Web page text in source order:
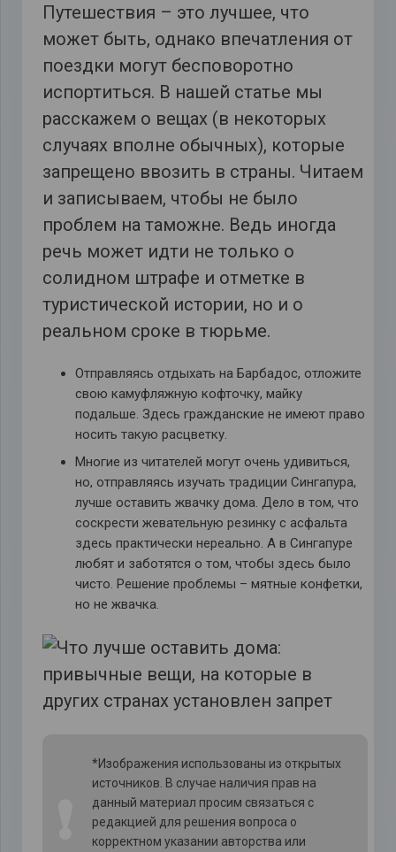
Путешествия – это лучшее, что
может быть, однако впечатления от
поездки могут бесповоротно
испортиться. В нашей статье мы
расскажем о вещах (в некоторых
случаях вполне обычных), которые
запрещено ввозить в страны. Читаем
и записываем, чтобы не было
проблем на таможне. Ведь иногда
речь может идти не только о
солидном штрафе и отметке в
туристической истории, но и о
реальном сроке в тюрьме.
Отправляясь отдыхать на Барбадос, отложите
свою камуфляжную кофточку, майку
подальше. Здесь гражданские не имеют право
носить такую расцветку.
Многие из читателей могут очень удивиться,
но, отправляясь изучать традиции Сингапура,
лучше оставить жвачку дома. Дело в том, что
соскрести жевательную резинку с асфальта
здесь практически нереально. А в Сингапуре
любят и заботятся о том, чтобы здесь было
чисто. Решение проблемы – мятные конфетки,
но не жвачка.
*Изображения использованы из открытых
источников. В случае наличия прав на
данный материал просим связаться с
редакцией для решения вопроса о
корректном указании авторства или